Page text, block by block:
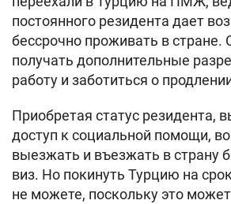
постоянного резидента дает
бессрочно проживать в
получать дополнительные
работу и заботиться о
Приобретая статус резидента,
доступ к социальной помощи,
выезжать и въезжать в страну
виз. Но покинуть Турцию на
не можете, поскольку это